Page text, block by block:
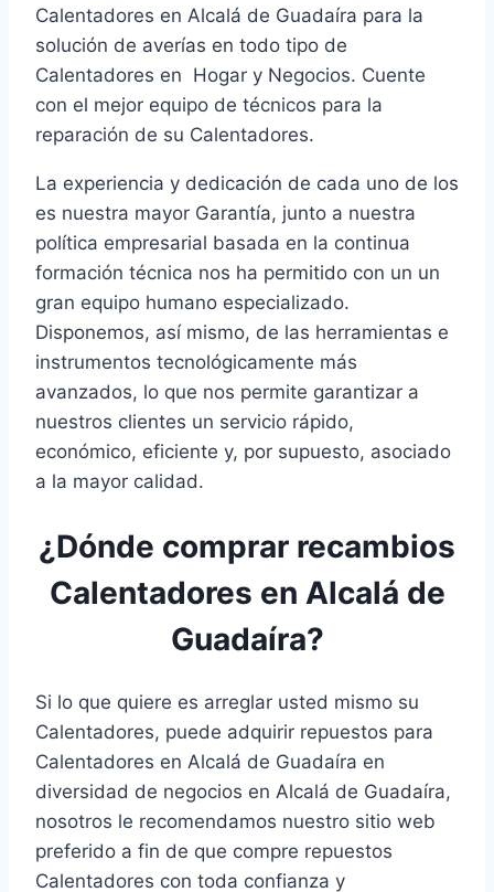
Calentadores en Alcalá de Guadaíra para la
solución de averías en todo tipo de
Calentadores en Hogar y Negocios. Cuente
con el mejor equipo de técnicos para la
reparación de su Calentadores.
La experiencia y dedicación de cada uno de los
es nuestra mayor Garantía, junto a nuestra
política empresarial basada en la continua
formación técnica nos ha permitido con un un
gran equipo humano especializado.
Disponemos, así mismo, de las herramientas e
instrumentos tecnológicamente más
avanzados, lo que nos permite garantizar a
nuestros clientes un servicio rápido,
económico, eficiente y, por supuesto, asociado
a la mayor calidad.
¿Dónde comprar recambios
Calentadores en Alcalá de
Guadaíra?
Si lo que quiere es arreglar usted mismo su
Calentadores, puede adquirir repuestos para
Calentadores en Alcalá de Guadaíra en
diversidad de negocios en Alcalá de Guadaíra,
nosotros le recomendamos nuestro sitio web
preferido a fin de que compre repuestos
Calentadores con toda confianza y